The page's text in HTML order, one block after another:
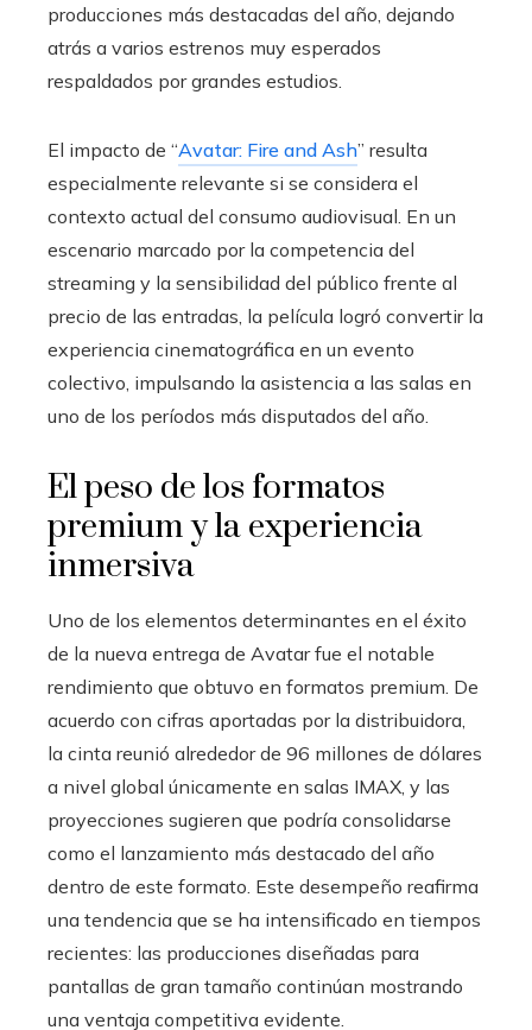
producciones más destacadas del año, dejando
atrás a varios estrenos muy esperados
respaldados por grandes estudios.
El impacto de “Avatar: Fire and Ash” resulta
especialmente relevante si se considera el
contexto actual del consumo audiovisual. En un
escenario marcado por la competencia del
streaming y la sensibilidad del público frente al
precio de las entradas, la película logró convertir la
experiencia cinematográfica en un evento
colectivo, impulsando la asistencia a las salas en
uno de los períodos más disputados del año.
El peso de los formatos
premium y la experiencia
inmersiva
Uno de los elementos determinantes en el éxito
de la nueva entrega de Avatar fue el notable
rendimiento que obtuvo en formatos premium. De
acuerdo con cifras aportadas por la distribuidora,
la cinta reunió alrededor de 96 millones de dólares
a nivel global únicamente en salas IMAX, y las
proyecciones sugieren que podría consolidarse
como el lanzamiento más destacado del año
dentro de este formato. Este desempeño reafirma
una tendencia que se ha intensificado en tiempos
recientes: las producciones diseñadas para
pantallas de gran tamaño continúan mostrando
una ventaja competitiva evidente.